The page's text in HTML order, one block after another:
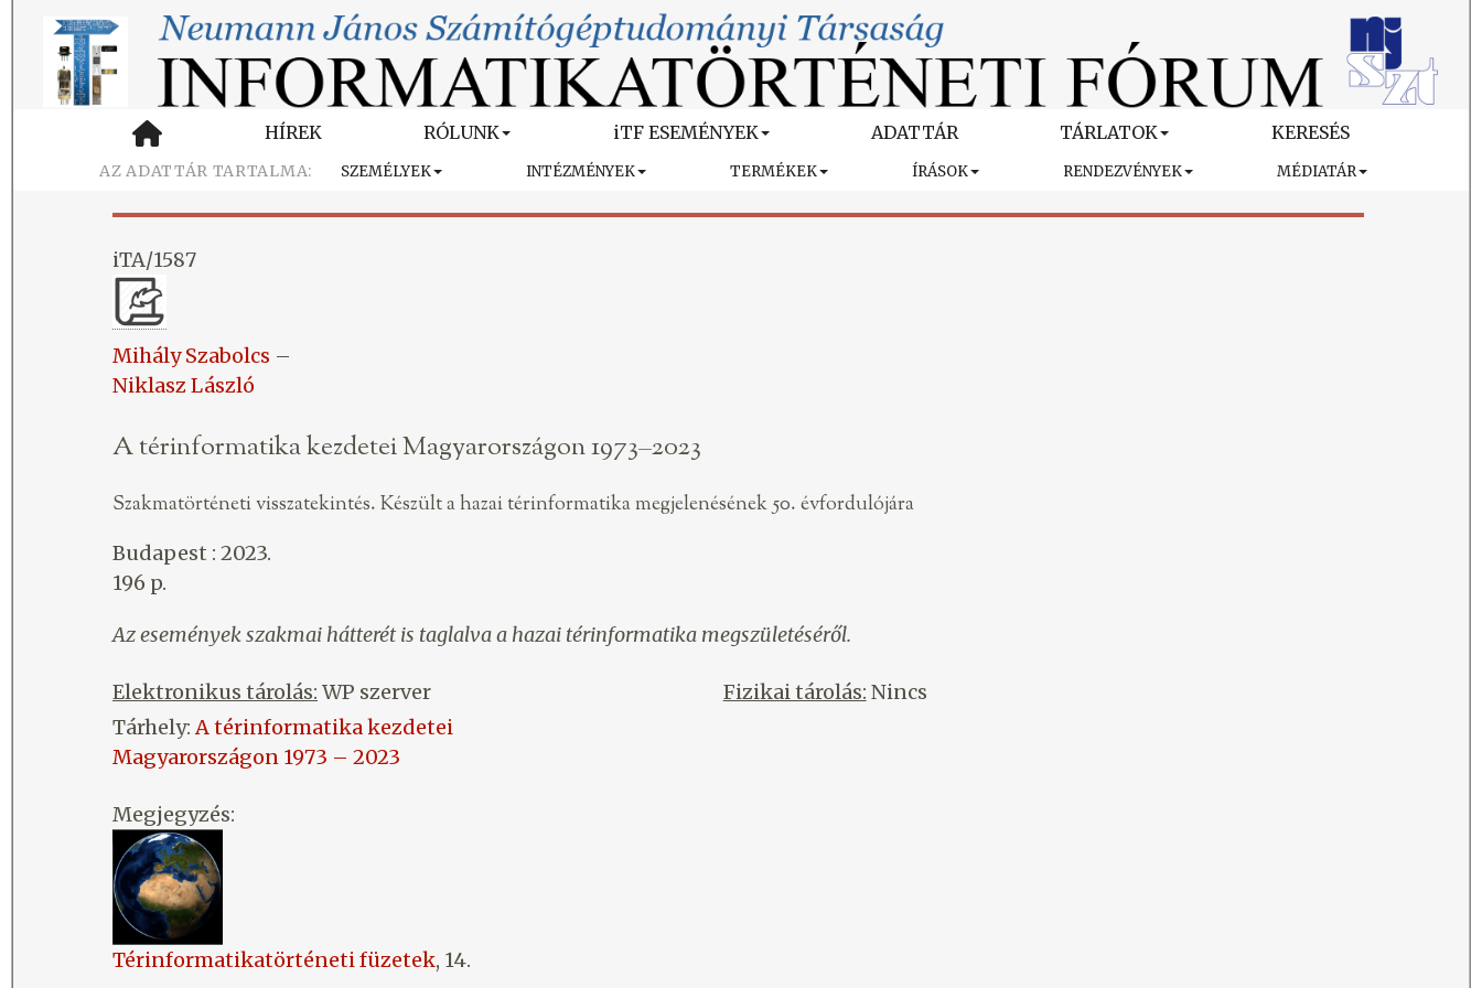
HÍREK RÓLUNK iTF ESEMÉNYEK ADATTÁR TÁRLATOK KERESÉS
SZEMÉLYEK INTÉZMÉNYEK TERMÉKEK ÍRÁSOK RENDEZVÉNYEK MÉDIATÁR
iTA/1587
Mihály Szabolcs –
Niklasz László
A térinformatika kezdetei Magyarországon 1973–2023
Szakmatörténeti visszatekintés. Készült a hazai térinformatika megjelenésének 50. évfordulójára
Budapest : 2023.
196 p.
Az események szakmai hátterét is taglalva a hazai térinformatika megszületéséről.
Elektronikus tárolás: WP szerver
Tárhely:A térinformatika kezdetei
Magyarországon 1973 – 2023
Fizikai tárolás: Nincs
Megjegyzés:
Térinformatikatörténeti füzetek, 14.